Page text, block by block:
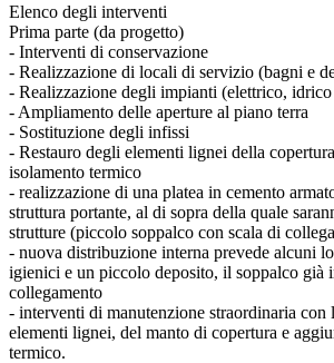
Elenco degli interventi
Prima parte (da progetto)
- Interventi di conservazione
- Realizzazione di locali di servizio (bagni e
- Realizzazione degli impianti (elettrico,
- Ampliamento delle aperture al piano terra
- Sostituzione degli infissi
- Restauro degli elementi lignei della
isolamento termico
- realizzazione di una platea in cemento
struttura portante, al di sopra della quale
strutture (piccolo soppalco con scala di
- nuova distribuzione interna prevede alcuni
igienici e un piccolo deposito, il soppalco già
collegamento
- interventi di manutenzione straordinaria con
elementi lignei, del manto di copertura e
termico.